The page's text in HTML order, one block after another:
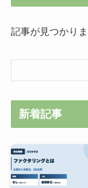
記事が見つかりま
新着記事